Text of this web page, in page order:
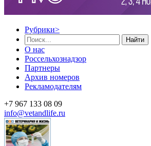
Рубрики>
Найти
О нас
Россельхознадзор
Партнеры
Архив номеров
Рекламодателям
+7 967 133 08 09
info@vetandlife.ru